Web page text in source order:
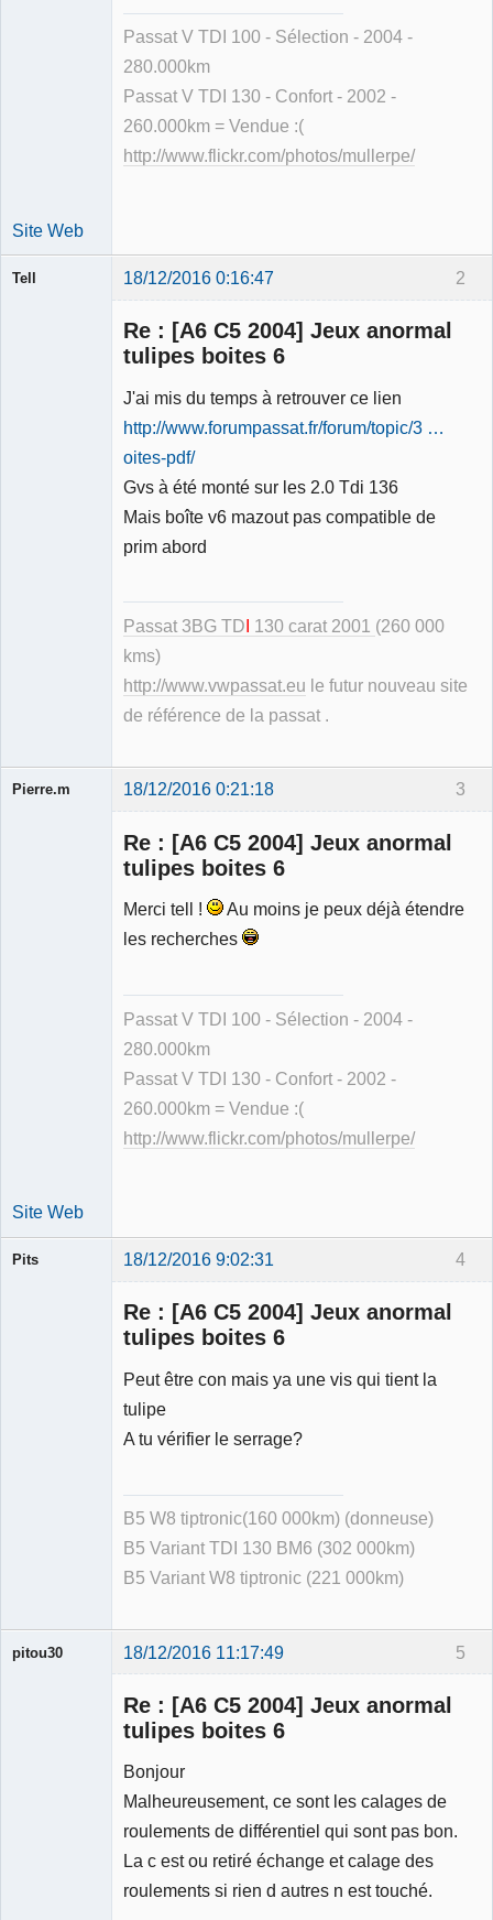
Passat V TDI 100 - Sélection - 2004 -
280.000km
Passat V TDI 130 - Confort - 2002 -
260.000km = Vendue :(
http://www.flickr.com/photos/mullerpe/
Site Web
2
Tell 18/12/2016 0:16:47
Re : [A6 C5 2004] Jeux anormal
tulipes boites 6
J'ai mis du temps à retrouver ce lien
http://www.forumpassat.fr/forum/topic/3 …
oites-pdf/
Gvs à été monté sur les 2.0 Tdi 136
Mais boîte v6 mazout pas compatible de
prim abord
Passat 3BG TD 130 carat 2001 (260 000
kms)
http://www.vwpassat.eu le futur nouveau site
de référence de la passat .
3
Pierre.m 18/12/2016 0:21:18
Re : [A6 C5 2004] Jeux anormal
tulipes boites 6
Merci tell !
Au moins je peux déjà étendre
les recherches
Passat V TDI 100 - Sélection - 2004 -
280.000km
Passat V TDI 130 - Confort - 2002 -
260.000km = Vendue :(
http://www.flickr.com/photos/mullerpe/
Site Web
4
Pits 18/12/2016 9:02:31
Re : [A6 C5 2004] Jeux anormal
tulipes boites 6
Peut être con mais ya une vis qui tient la
tulipe
A tu vérifier le serrage?
B5 W8 tiptronic(160 000km) (donneuse)
B5 Variant TDI 130 BM6 (302 000km)
B5 Variant W8 tiptronic (221 000km)
5
pitou30 18/12/2016 11:17:49
Re : [A6 C5 2004] Jeux anormal
tulipes boites 6
Bonjour
Malheureusement, ce sont les calages de
roulements de différentiel qui sont pas bon.
La c est ou retiré échange et calage des
roulements si rien d autres n est touché.